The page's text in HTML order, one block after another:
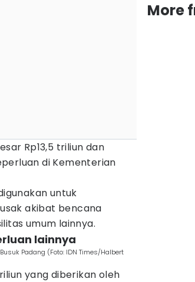
Rp13,5 triliun dan
di Kementerian
untuk
akibat bencana
umum lainnya.
lainnya
Padang (Foto: IDN Times/Halbert
yang diberikan oleh
More